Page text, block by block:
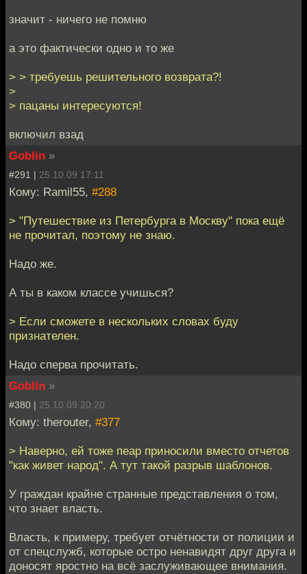
значит - ничего не помню
а это фактически одно и то же
> > требуешь решительного возврата?!
>
> пацаны интересуются!
включил взад
Goblin »
#291 | 25.10.09 17:11
Кому: Ramil55, #288
> "Путешествие из Петербурга в Москву" пока ещё
не прочитал, поэтому не знаю.
Надо же.
А ты в каком классе учишься?
> Если сможете в нескольких словах буду
признателен.
Надо сперва прочитать.
Goblin »
#380 | 25.10.09 20:20
Кому: therouter, #377
> Наверно, ей тоже пеар приносили вместо отчетов
"как живет народ". А тут такой разрыв шаблонов.
У граждан крайне странные представления о том,
что знает власть.
Власть, к примеру, требует отчётности от полиции и
от спецслужб, которые остро ненавидят друг друга и
доносят яростно на всё заслуживающее внимания.